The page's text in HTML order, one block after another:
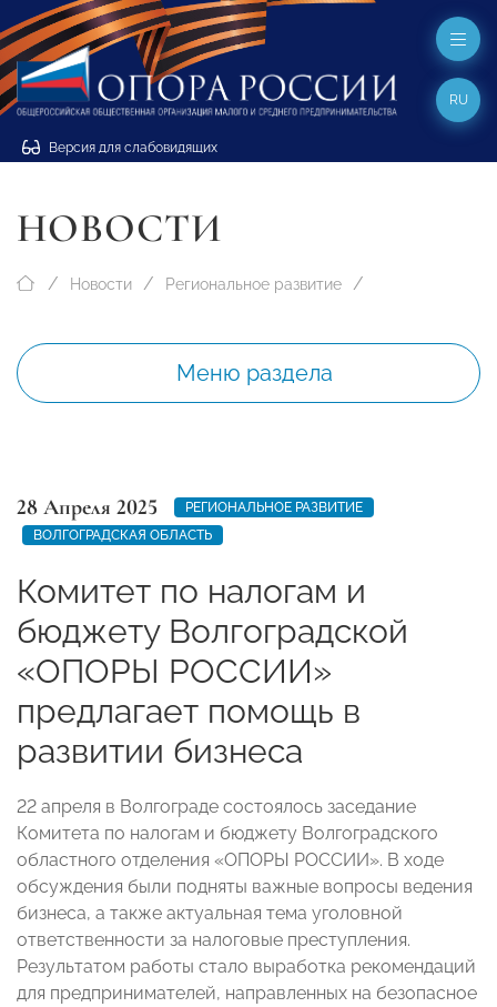
Версия для слабовидящих
RU
НОВОСТИ
Новости Региональное развитие
Меню раздела
28 Апреля 2025
РЕГИОНАЛЬНОЕ РАЗВИТИЕ
ВОЛГОГРАДСКАЯ ОБЛАСТЬ
Комитет по налогам и
бюджету Волгоградской
«ОПОРЫ РОССИИ»
предлагает помощь в
развитии бизнеса
22 апреля в Волгограде состоялось заседание
Комитета по налогам и бюджету Волгоградского
областного отделения «ОПОРЫ РОССИИ». В ходе
обсуждения были подняты важные вопросы ведения
бизнеса, а также актуальная тема уголовной
ответственности за налоговые преступления.
Результатом работы стало выработка рекомендаций
для предпринимателей, направленных на безопасное